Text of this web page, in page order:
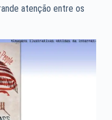
atenção entre os